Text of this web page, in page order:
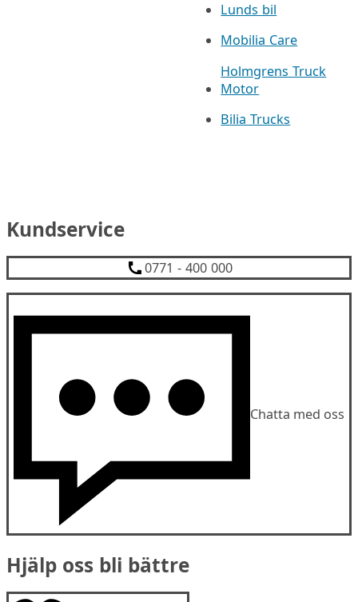
Lunds bil
Mobilia Care
Holmgrens Truck
Motor
Bilia Trucks
Kundservice
0771 - 400 000
Chatta med oss
Hjälp oss bli bättre